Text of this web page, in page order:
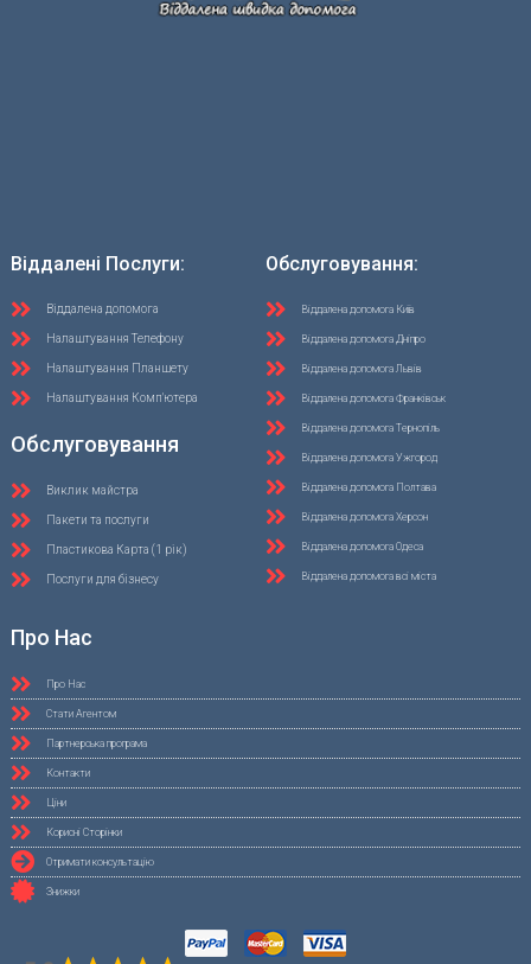
Віддалені Послуги:
Віддалена допомога
Налаштування Телефону
Налаштування Планшету
Налаштування Комп'ютера
Обслуговування
Виклик майстра
Пакети та послуги
Пластикова Карта (1 рік)
Послуги для бізнесу
Обслуговування:
Віддалена допомога Київ
Віддалена допомога Дніпро
Віддалена допомога Львів
Віддалена допомога Франківськ
Віддалена допомога Тернопіль
Віддалена допомога Ужгород
Віддалена допомога Полтава
Віддалена допомога Херсон
Віддалена допомога Одеса
Віддалена допомога всі міста
Про Нас
Про Нас
Стати Агентом
Партнерська програма
Контакти
Ціни
Корисні Сторінки
Отримати консультацію
Знижки